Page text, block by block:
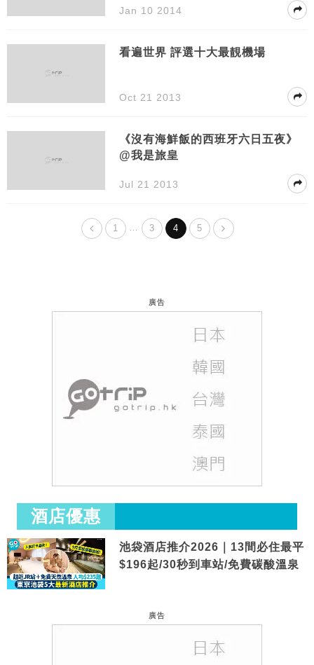
Jan 10 2014
看遍世界 評選十大最靚機場
Oct 21 2013
《沒有海鮮飯的西班牙六日五夜》
@我是旅皇
Jul 21 2013
1 … 3 4 5
廣告
酒店優惠
池袋酒店推介2026｜13間必住最平
$196起/30秒到車站/免費碳酸溫泉
廣告